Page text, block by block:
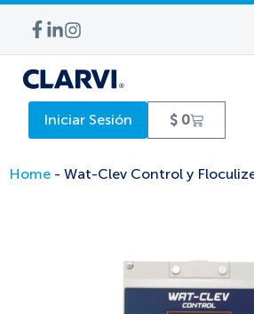
Iniciar Sesión $ 0
Home - Wat-Clev Control y